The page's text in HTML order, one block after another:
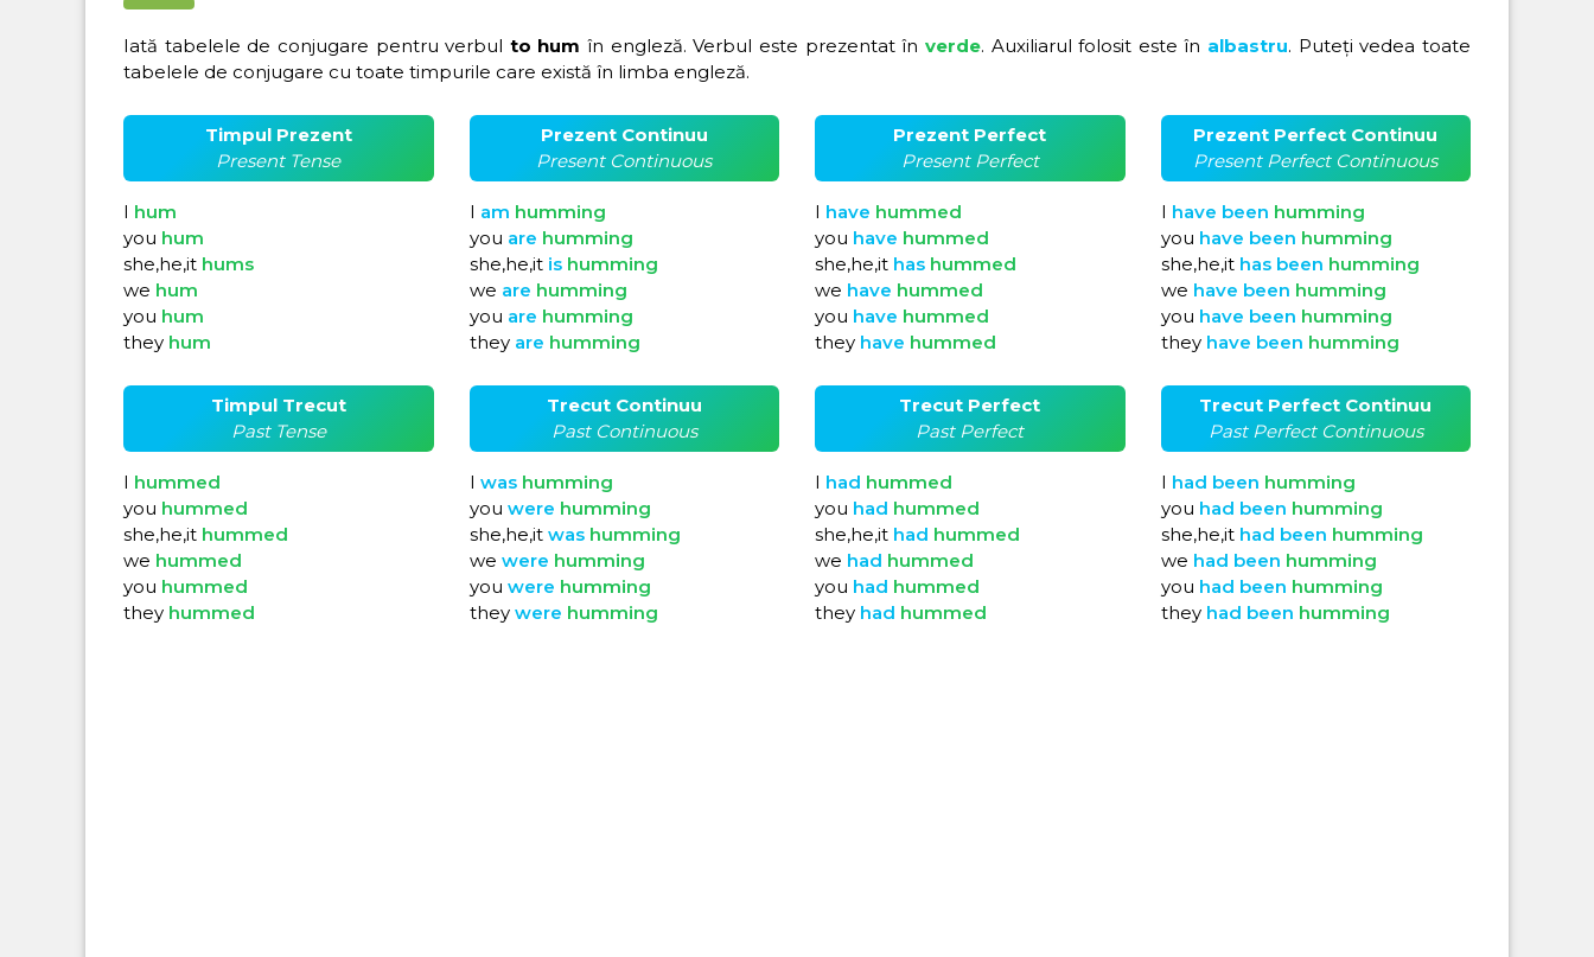
Iată tabelele de conjugare pentru verbul to hum în engleză. Verbul este prezentat în verde. Auxiliarul folosit este în albastru. Puteți vedea toate
tabelele de conjugare cu toate timpurile care există în limba engleză.
Timpul Prezent
Present Tense
I hum
you hum
she,he,it hums
we hum
you hum
they hum
Prezent Continuu
Present Continuous
I am humming
you are humming
she,he,it is humming
we are humming
you are humming
they are humming
Prezent Perfect
Present Perfect
I have hummed
you have hummed
she,he,it has hummed
we have hummed
you have hummed
they have hummed
Prezent Perfect Continuu
Present Perfect Continuous
I have been humming
you have been humming
she,he,it has been humming
we have been humming
you have been humming
they have been humming
Timpul Trecut
Past Tense
I hummed
you hummed
she,he,it hummed
we hummed
you hummed
they hummed
Trecut Continuu
Past Continuous
I was humming
you were humming
she,he,it was humming
we were humming
you were humming
they were humming
Trecut Perfect
Past Perfect
I had hummed
you had hummed
she,he,it had hummed
we had hummed
you had hummed
they had hummed
Trecut Perfect Continuu
Past Perfect Continuous
I had been humming
you had been humming
she,he,it had been humming
we had been humming
you had been humming
they had been humming